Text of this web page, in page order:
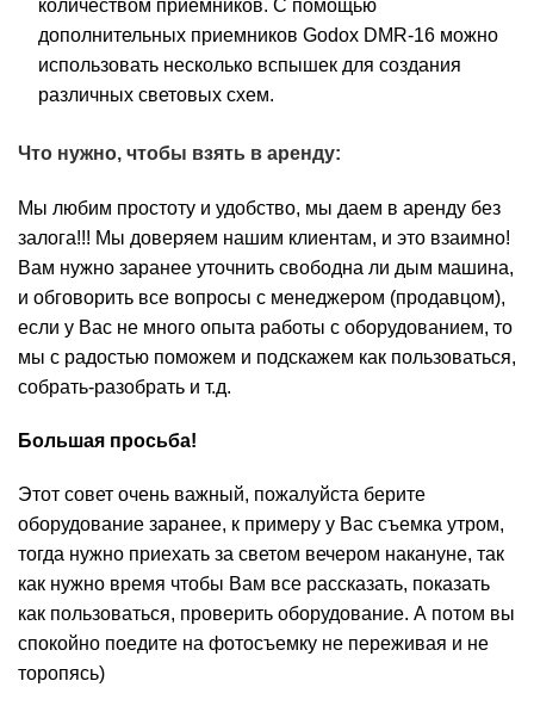
количеством приемников. С помощью
дополнительных приемников Godox DMR-16 можно
использовать несколько вспышек для создания
различных световых схем.
Что нужно, чтобы взять в аренду:
Мы любим простоту и удобство, мы даем в аренду без
залога!!! Мы доверяем нашим клиентам, и это взаимно!
Вам нужно заранее уточнить свободна ли дым машина,
и обговорить все вопросы с менеджером (продавцом),
если у Вас не много опыта работы с оборудованием, то
мы с радостью поможем и подскажем как пользоваться,
собрать-разобрать и т.д.
Большая просьба!
Этот совет очень важный, пожалуйста берите
оборудование заранее, к примеру у Вас съемка утром,
тогда нужно приехать за светом вечером накануне, так
как нужно время чтобы Вам все рассказать, показать
как пользоваться, проверить оборудование. А потом вы
спокойно поедите на фотосъемку не переживая и не
торопясь)